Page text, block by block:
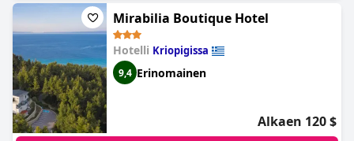
kaikille vieraille.
Mirabilia Boutique Hotel
Hotelli Kriopigissa
9,4 Erinomainen
Alkaen 120 $